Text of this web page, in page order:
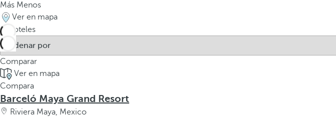
Más Menos
Ver en mapa
4
hoteles
Comparar
Ver en mapa
Compara
Barceló Maya Grand Resort
Riviera Maya, Mexico